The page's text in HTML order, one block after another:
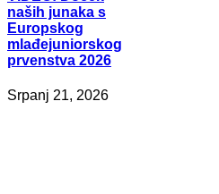
naših junaka s
Europskog
mlađejuniorskog
prvenstva 2026
Srpanj 21, 2026